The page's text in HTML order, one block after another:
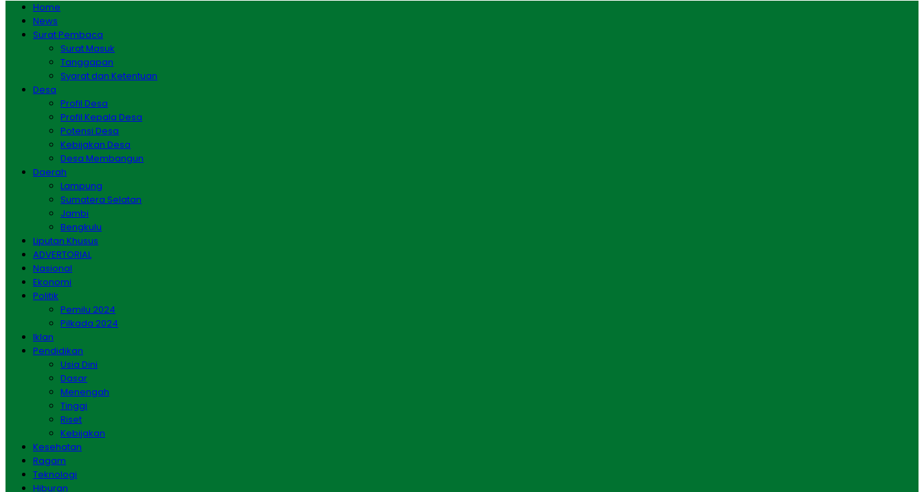
Home
News
Surat Pembaca
Surat Masuk
Tanggapan
Syarat dan Ketentuan
Desa
Profil Desa
Profil Kepala Desa
Potensi Desa
Kebijakan Desa
Desa Membangun
Daerah
Lampung
Sumatera Selatan
Jambi
Bengkulu
Liputan Khusus
ADVERTORIAL
Nasional
Ekonomi
Politik
Pemilu 2024
Pilkada 2024
Iklan
Pendidikan
Usia Dini
Dasar
Menengah
Tinggi
Riset
Kebijakan
Kesehatan
Ragam
Teknologi
Hiburan